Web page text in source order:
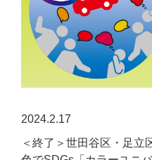
2024.2.17
＜終了＞世田谷区・足立